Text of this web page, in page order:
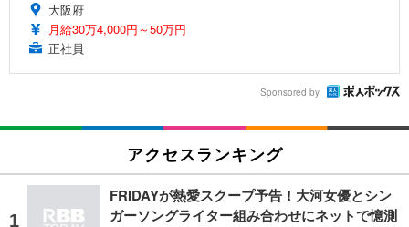
大阪府
月給30万4,000円～50万円
正社員
Sponsored by
アクセスランキング
FRIDAYが熱愛スクープ予告！大河女優とシン
ガーソングライター組み合わせにネットで憶測